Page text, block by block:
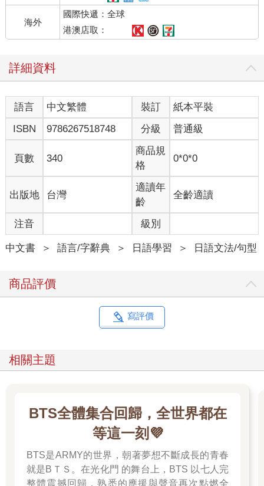
海外
國際快遞：全球
港澳店取：
詳細資料
語言 中文繁體 裝訂
紙本平裝
ISBN
9786267518748 分級 普通級
頁數 340
商品規
格
0*0*0
出版地 台灣
適讀年
齡
全齡適讀
注音 級別
中文書 ＞ 語言/字辭典 ＞ 日語學習 ＞ 日語文法/句型
商品評價
寫評價
相關主題
BTS全體集合回歸，全世界都在
等這一刻💜
BTS是ARMY的世界，朝著夢想不斷成長的青春
就是BＴＳ。在光化門 的舞台上，BTS 以七人完
整體震撼回歸，熟悉的應援與聲音再次點燃全